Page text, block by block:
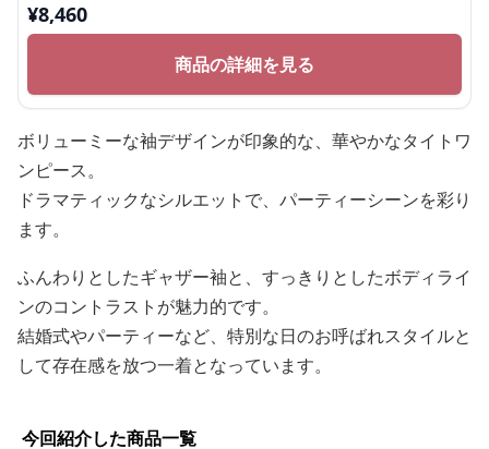
¥8,460
商品の詳細を見る
ボリューミーな袖デザインが印象的な、華やかなタイトワ
ンピース。
ドラマティックなシルエットで、パーティーシーンを彩り
ます。
ふんわりとしたギャザー袖と、すっきりとしたボディライ
ンのコントラストが魅力的です。
結婚式やパーティーなど、特別な日のお呼ばれスタイルと
して存在感を放つ一着となっています。
今回紹介した商品一覧